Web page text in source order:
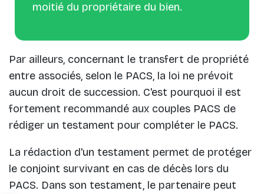
moitié du propriétaire du bien.
Par ailleurs, concernant le transfert de propriété
entre associés, selon le PACS, la loi ne prévoit
aucun droit de succession. C'est pourquoi il est
fortement recommandé aux couples PACS de
rédiger un testament pour compléter le PACS.
La rédaction d'un testament permet de protéger
le conjoint survivant en cas de décès lors du
PACS. Dans son testament, le partenaire peut